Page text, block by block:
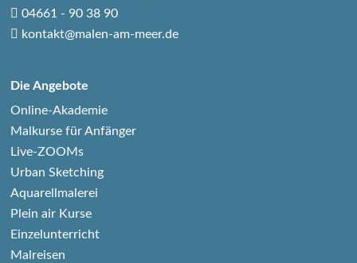
04661 - 90 38 90
kontakt@malen-am-meer.de
Die Angebote
Online-Akademie
Malkurse für Anfänger
Live-ZOOMs
Urban Sketching
Aquarellmalerei
Plein air Kurse
Einzelunterricht
Malreisen